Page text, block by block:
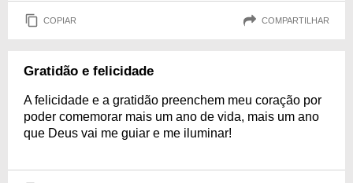
COPIAR COMPARTILHAR
Gratidão e felicidade
A felicidade e a gratidão preenchem meu coração por
poder comemorar mais um ano de vida, mais um ano
que Deus vai me guiar e me iluminar!